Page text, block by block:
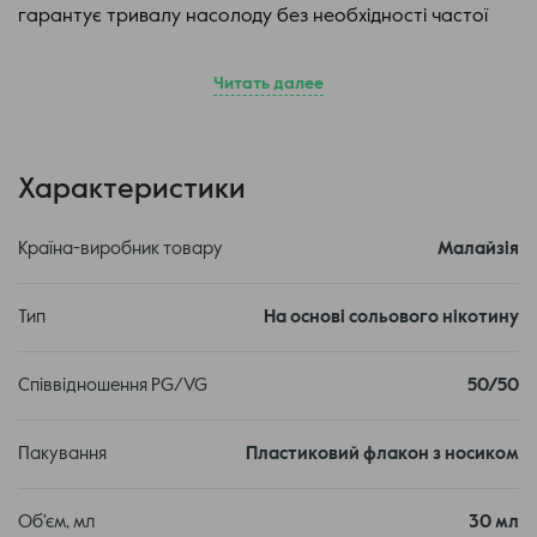
гарантує тривалу насолоду без необхідності частої
Набори Marvellous Max – чудовий вибір для тих, хто
інтенсивністю та комфортом. Співвідношення VG/PG –
пристроїв, будь то потужні моди або компактні
Читать далее
Характеристики
Країна-виробник товару Малайзія
Тип На основі сольового нікотину
Співвідношення PG/VG 50/50
Пакування Пластиковий флакон з носиком
Об'єм, мл 30 мл